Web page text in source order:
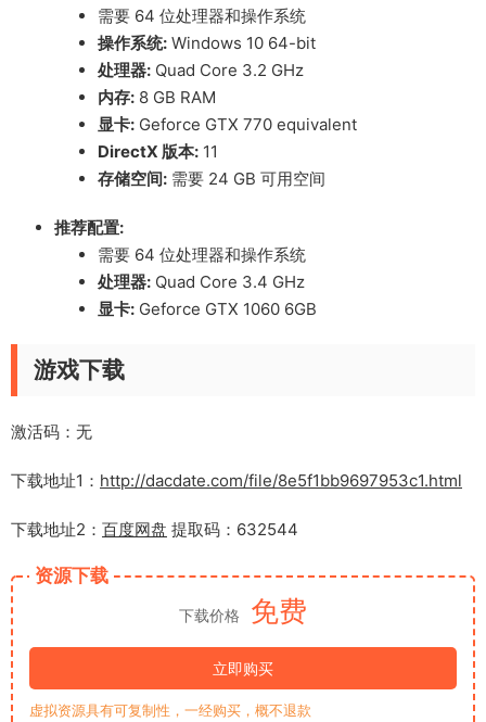
需要 64 位处理器和操作系统
操作系统: Windows 10 64-bit
处理器: Quad Core 3.2 GHz
内存: 8 GB RAM
显卡: Geforce GTX 770 equivalent
DirectX 版本: 11
存储空间: 需要 24 GB 可用空间
推荐配置:
需要 64 位处理器和操作系统
处理器: Quad Core 3.4 GHz
显卡: Geforce GTX 1060 6GB
游戏下载
激活码：无
下载地址1： http://dacdate.com/file/8e5f1bb9697953c1.html
下载地址2： 百度网盘 提取码：632544
资源下载
下载价格 免费
立即购买
虚拟资源具有可复制性，一经购买，概不退款